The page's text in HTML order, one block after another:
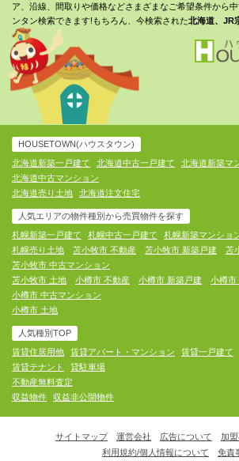
ア、沿線、間取りや価格などさまざまなご希望条件から
ンタン検索できます!もちろん、今検索された北海道、JR
HOUSETOWN(ハウスタウン)
北海道新築一戸建て
北海道中古一戸建て
北海道新築マ
北海道中古マンション
北海道売り土地
北海道注文住宅
人気エリアの物件種別から売買物件を探す
札幌新築一戸建て
札幌中古一戸建て 札幌新築マンショ
札幌売り土地
苫小牧市 不動産 苫小牧市 新築戸建
苫
苫小牧市 中古マンション
苫小牧市 土地
小樽市 不動産 小樽市 新築戸建
小樽市
小樽市 中古マンション
小樽市 土地
人気種別TOP
賃貸住居用他
賃貸アパート・マンション
賃貸一戸建て
賃貸テナント
貸駐車場
不動産無料査定
収益物件
収益非公開物件
サイトマップ 運営会社 広告について
加
利用規約/個人情報について
免責